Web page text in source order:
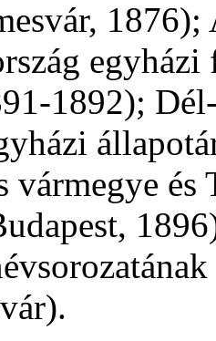
1876);
egyházi
1892);
vármegye és